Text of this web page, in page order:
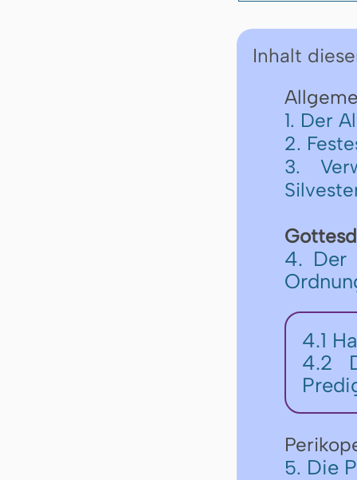
Inhalt
1. Der
2.
3.
4. Der
4.1
4.2
5. Die